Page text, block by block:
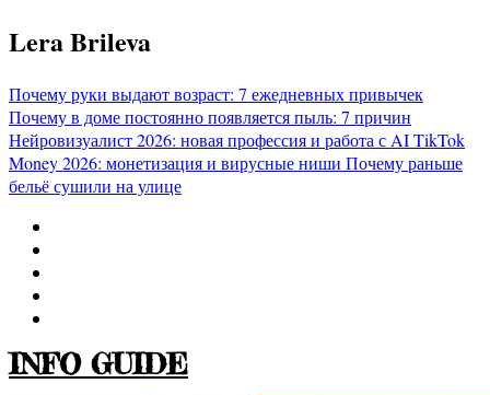
Перейти
к
Lera Brileva
Почему руки выдают возраст: 7 ежедневных привычек
Почему в доме постоянно появляется пыль: 7 причин
Нейровизуалист 2026: новая профессия и работа с AITikTok
Money 2026: монетизация и вирусные ниши Почему раньше
бельё сушили на улице
INFO GUIDE